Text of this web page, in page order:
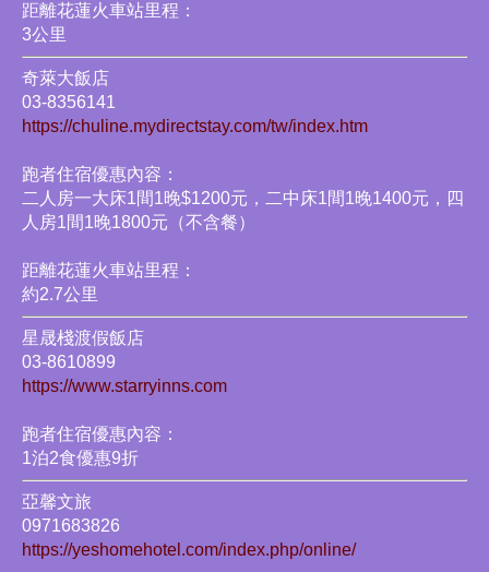
距離花蓮火車站里程：
3公里
奇萊大飯店
03-8356141
https://chuline.mydirectstay.com/tw/index.htm
跑者住宿優惠內容：
二人房一大床1間1晚$1200元，二中床1間1晚1400元，四
人房1間1晚1800元（不含餐）
距離花蓮火車站里程：
約2.7公里
星晟棧渡假飯店
03-8610899
https://www.starryinns.com
跑者住宿優惠內容：
1泊2食優惠9折
亞馨文旅
0971683826
https://yeshomehotel.com/index.php/online/